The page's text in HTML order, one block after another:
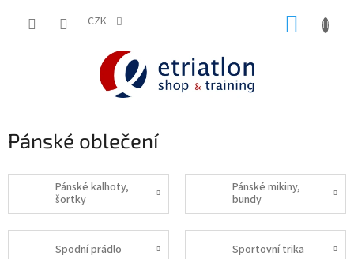
CZK
Pánské oblečení
Pánské kalhoty,
šortky
Pánské mikiny,
bundy
Spodní prádlo Sportovní trika
shop.etriatlon.cz - Chat